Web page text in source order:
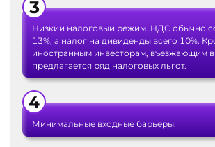
Низкий налоговый режим. НДС обычно
13%, а налог на дивиденды всего 10%.
иностранным инвесторам, въезжающим в
предлагается ряд налоговых льгот.
Минимальные входные барьеры.